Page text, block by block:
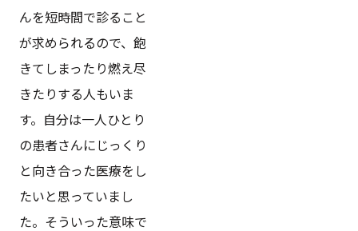
んを短時間で診ること
が求められるので、飽
きてしまったり燃え尽
きたりする人もいま
す。自分は一人ひとり
の患者さんにじっくり
と向き合った医療をし
たいと思っていまし
た。そういった意味で